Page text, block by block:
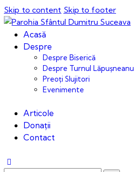
Skip to content Skip to footer
Acasă
Despre
Despre Biserică
Despre Turnul Lăpușneanu
Preoți Slujitori
Evenimente
Articole
Donații
Contact